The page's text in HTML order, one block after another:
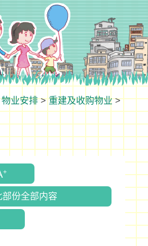
物业安排>重建及收购物业>
部份全部内容